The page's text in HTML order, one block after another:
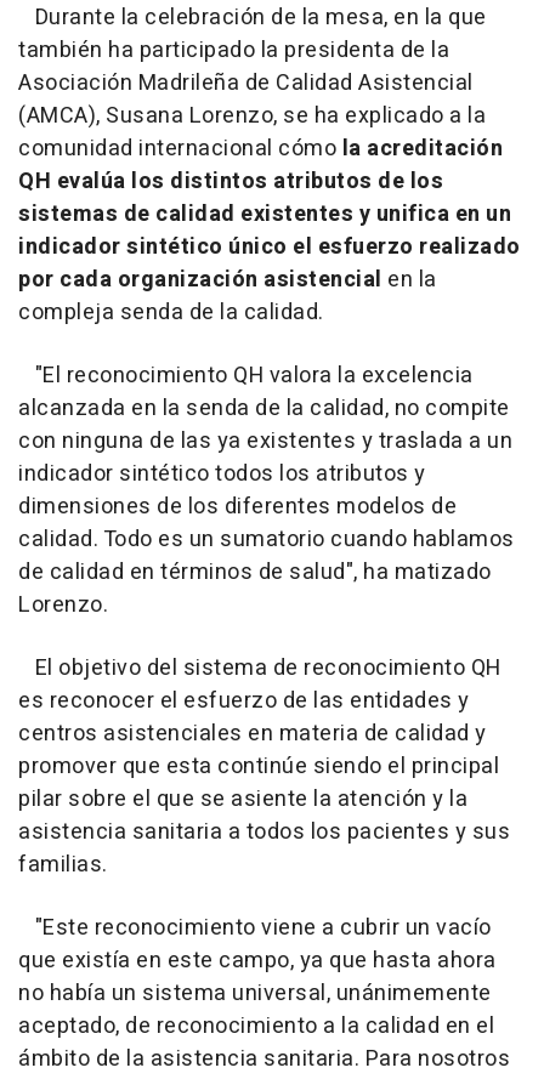
Durante la celebración de la mesa, en la que
también ha participado la presidenta de la
Asociación Madrileña de Calidad Asistencial
(AMCA), Susana Lorenzo, se ha explicado a la
comunidad internacional cómo la acreditación
QH evalúa los distintos atributos de los
sistemas de calidad existentes y unifica en un
indicador sintético único el esfuerzo realizado
por cada organización asistencial en la
compleja senda de la calidad.
"El reconocimiento QH valora la excelencia
alcanzada en la senda de la calidad, no compite
con ninguna de las ya existentes y traslada a un
indicador sintético todos los atributos y
dimensiones de los diferentes modelos de
calidad. Todo es un sumatorio cuando hablamos
de calidad en términos de salud", ha matizado
Lorenzo.
El objetivo del sistema de reconocimiento QH
es reconocer el esfuerzo de las entidades y
centros asistenciales en materia de calidad y
promover que esta continúe siendo el principal
pilar sobre el que se asiente la atención y la
asistencia sanitaria a todos los pacientes y sus
familias.
"Este reconocimiento viene a cubrir un vacío
que existía en este campo, ya que hasta ahora
no había un sistema universal, unánimemente
aceptado, de reconocimiento a la calidad en el
ámbito de la asistencia sanitaria. Para nosotros